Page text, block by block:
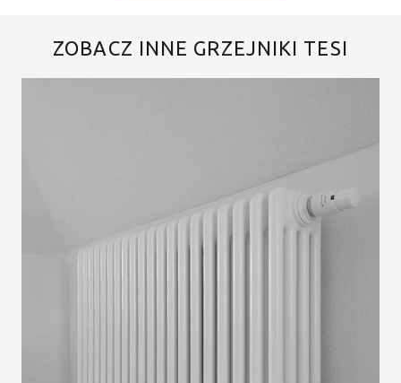
ZOBACZ INNE GRZEJNIKI TESI